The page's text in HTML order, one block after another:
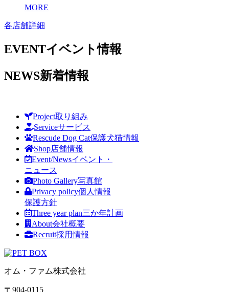
MORE
各店舗詳細
EVENTイベント情報
NEWS新着情報
Project取り組み
Serviceサービス
Rescude Dog Cat保護犬猫情報
Shop店舗情報
Event/Newsイベント・
ニュース
Photo Gallery写真館
Privacy policy個人情報
保護方針
Three year plan三か年計画
About会社概要
Recruit採用情報
オム・ファム株式会社
〒904-0115